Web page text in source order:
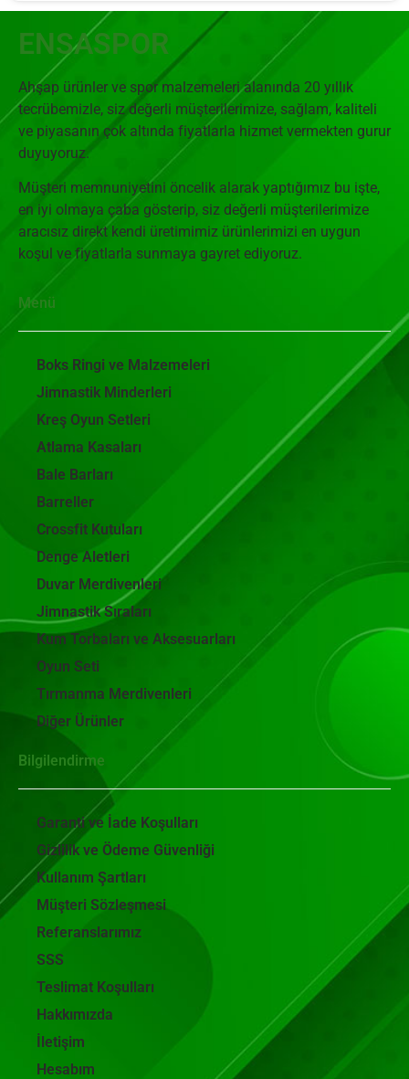
ENSASPOR
Ahşap ürünler ve spor malzemeleri alanında 20 yıllık
tecrübemizle, siz değerli müşterilerimize, sağlam, kaliteli
ve piyasanın çok altında fiyatlarla hizmet vermekten gurur
duyuyoruz.
Müşteri memnuniyetini öncelik alarak yaptığımız bu işte,
en iyi olmaya çaba gösterip, siz değerli müşterilerimize
aracısız direkt kendi üretimimiz ürünlerimizi en uygun
koşul ve fiyatlarla sunmaya gayret ediyoruz.
Menü
Boks Ringi ve Malzemeleri
Jimnastik Minderleri
Kreş Oyun Setleri
Atlama Kasaları
Bale Barları
Barreller
Crossfit Kutuları
Denge Aletleri
Duvar Merdivenleri
Jimnastik Sıraları
Kum Torbaları ve Aksesuarları
Oyun Seti
Tırmanma Merdivenleri
Diğer Ürünler
Bilgilendirme
Garanti ve İade Koşulları
Gizlilik ve Ödeme Güvenliği
Kullanım Şartları
Müşteri Sözleşmesi
Referanslarımız
SSS
Teslimat Koşulları
Hakkımızda
İletişim
Hesabım